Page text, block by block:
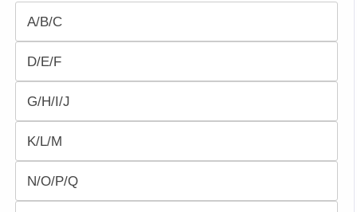
A/B/C
D/E/F
G/H/I/J
K/L/M
N/O/P/Q